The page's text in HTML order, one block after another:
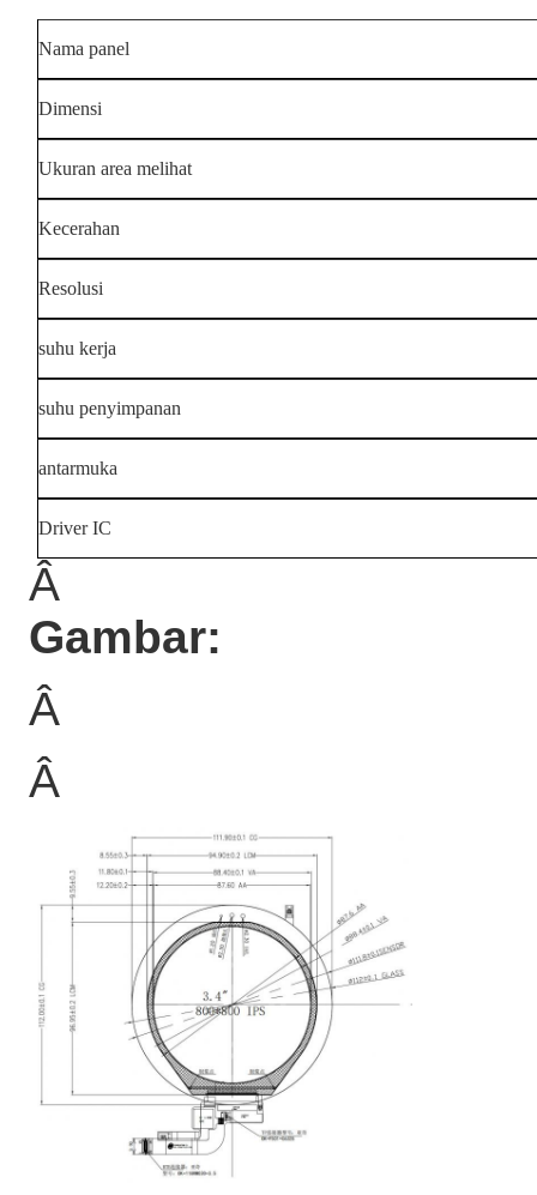
Nama panel
Dimensi
Ukuran area melihat
Kecerahan
Resolusi
suhu kerja
suhu penyimpanan
antarmuka
Driver IC
Â
Gambar:
Â
Â